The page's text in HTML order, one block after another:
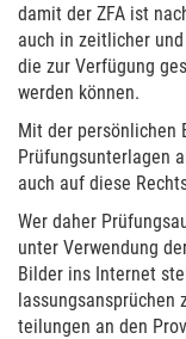
damit der ZFA ist
auch in zeit­li­cher
die zur Ver­fügung
werden können.
Mit der persönli­chen
Prüfungs­un­ter­la­gen
auch auf diese
Wer daher
unter Ver­wendung
Bilder ins Inter­net
lassungs­ansprü­chen
tei­lun­gen an den